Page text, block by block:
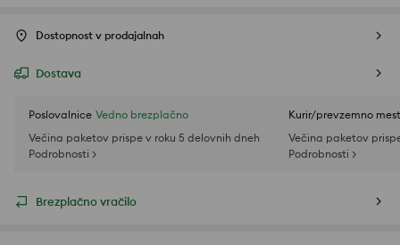
Dostopnost v prodajalnah
Dostava
Poslovalnice Vedno brezplačno
Večina paketov prispe v roku 5 delovnih dneh
Podrobnosti >
Kurir/prevzemno
Večina paketov
Podrobnosti >
Brezplačno vračilo